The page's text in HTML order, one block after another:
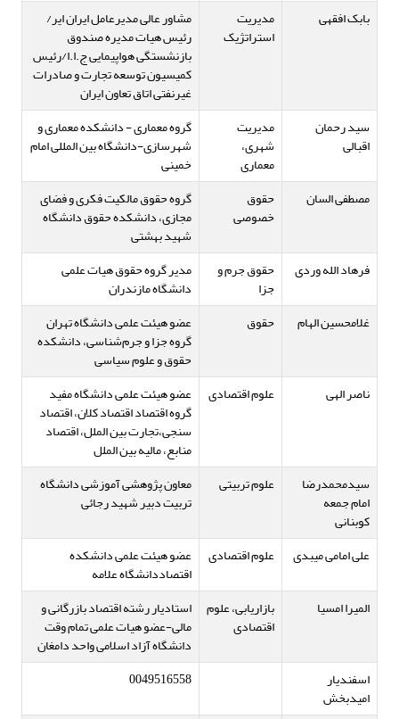
بابک افقهی مدیریت
استراتژیک
مشاور عالی مدیرعامل ایران ایر/
رئیس هیات مدیره صندوق
بازنشستگی هواپیمایی ج.ا.ا/رئیس
کمیسیون توسعه تجارت و صادرات
غیرنفتی اتاق تعاون ایران
سید رحمان
اقبالی
مدیریت
شهری،
معماری
گروه معماری - دانشکده معماری و
شهرسازی-دانشگاه بین المللی امام
خمینی
مصطفی السان
حقوق
خصوصی
گروه حقوق مالکیت فکری و فضای
مجازی، دانشکده حقوق دانشگاه
شهید بهشتی
فرهاد الله وردی
حقوق جرم و
جزا
مدیر گروه حقوق هیات علمی
دانشگاه مازندران
غلامحسین الهام
حقوق عضو هیئت علمی دانشگاه تهران
گروه جزا و جرم‌شناسی، دانشکده
حقوق و علوم سیاسی
ناصر الهی
علوم اقتصادی عضو هیئت علمی دانشگاه مفید
گروه اقتصاد اقتصاد کلان، اقتصاد
سنجی،تجارت بین الملل، اقتصاد
منابع، مالیه بین الملل
سیدمحمدرضا
امام جمعه
کوبنانی
علوم تربیتی معاون پژوهشی آموزشی دانشگاه
تربیت دبیر شهید رجائی
علی امامی میبدی علوم اقتصادی عضو هیئت علمی دانشکده
اقتصاددانشگاه علامه
المیرا امسیا
بازاریابی، علوم
اقتصادی
استادیار رشته اقتصاد بازرگانی و
مالی-عضو هیات علمی تمام وقت
دانشگاه آزاد اسلامی واحد دامغان
اسفندیار
امیدبخش
0049516558